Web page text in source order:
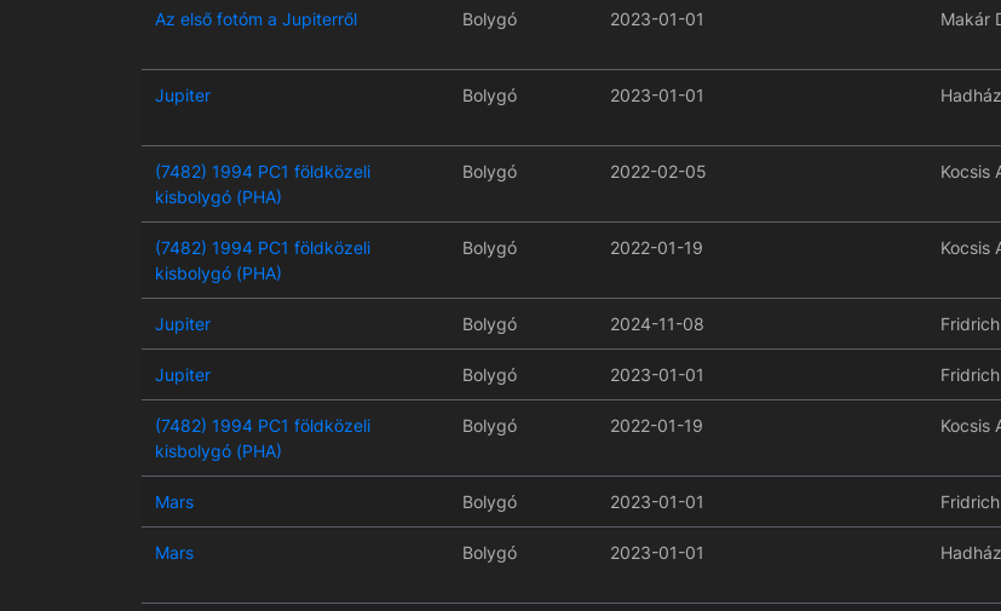
Az első fotóm a Jupiterről Bolygó 2023-01-01 Makár
Jupiter Bolygó 2023-01-01
(7482) 1994 PC1 földközeli
kisbolygó (PHA)
Bolygó 2022-02-05 Kocsis
(7482) 1994 PC1 földközeli
kisbolygó (PHA)
Bolygó 2022-01-19 Kocsis
Jupiter Bolygó 2024-11-08
Jupiter Bolygó 2023-01-01
(7482) 1994 PC1 földközeli
kisbolygó (PHA)
Bolygó 2022-01-19 Kocsis
Mars Bolygó 2023-01-01
Mars Bolygó 2023-01-01